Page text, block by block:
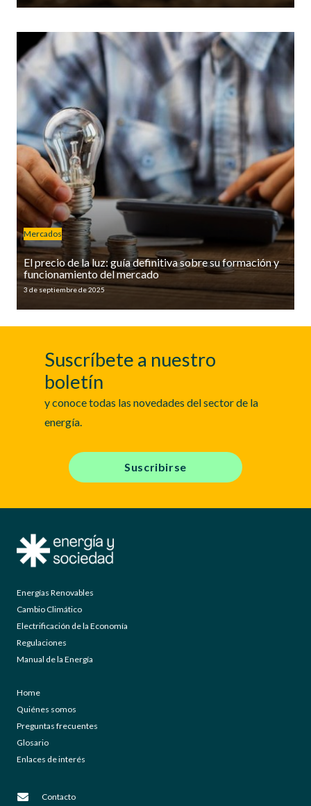
Mercados
El precio de la luz: guía definitiva sobre su formación y
funcionamiento del mercado
3 de septiembre de 2025
Suscríbete a nuestro
boletín
y conoce todas las novedades del sector de la
energía.
Suscribirse
Energías Renovables
Cambio Climático
Electrificación de la Economía
Regulaciones
Manual de la Energía
Home
Quiénes somos
Preguntas frecuentes
Glosario
Enlaces de interés
Contacto